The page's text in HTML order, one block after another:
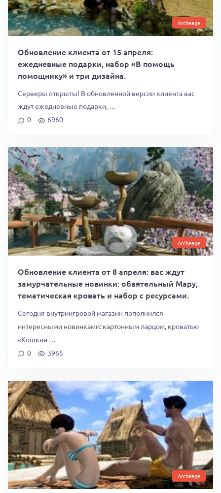
Archeage
Обновление клиента от 15 апреля:
ежедневные подарки, набор «В помощь
помощнику» и три дизайна.
Серверы открыты! В обновленной версии клиента вас
ждут ежедневные подарки, …
0
6960
Archeage
Обновление клиента от 8 апреля: вас ждут
замурчательные новинки: обаятельный Мару,
тематическая кровать и набор с ресурсами.
Сегодня внутриигровой магазин пополнился
интересными новинками: картонным ларцом, кроватью
«Кошкин …
0
3965
Archeage